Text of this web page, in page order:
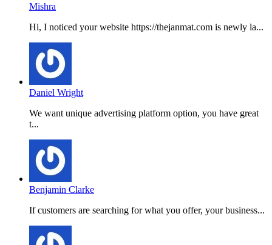
Mishra
Hi, I noticed your website https://thejanmat.com is newly la...
Daniel Wright
We want unique advertising platform option, you have great
t...
Benjamin Clarke
If customers are searching for what you offer, your business...